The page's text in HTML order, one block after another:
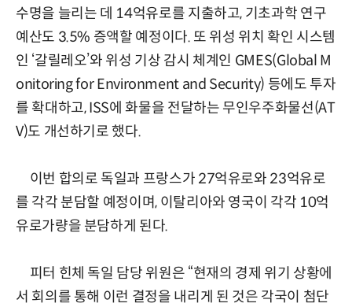
수명을 늘리는 데 14억유로를 지출하고, 기초과학 연구
예산도 3.5% 증액할 예정이다. 또 위성 위치 확인 시스템
인 ‘갈릴레오’와 위성 기상 감시 체계인 GMES(Global M
onitoring for Environment and Security) 등에도 투자
를 확대하고, ISS에 화물을 전달하는 무인우주화물선(AT
V)도 개선하기로 했다.
이번 합의로 독일과 프랑스가 27억유로와 23억유로
를 각각 분담할 예정이며, 이탈리아와 영국이 각각 10억
유로가량을 분담하게 된다.
피터 힌체 독일 담당 위원은 “현재의 경제 위기 상황에
서 회의를 통해 이런 결정을 내리게 된 것은 각국이 첨단